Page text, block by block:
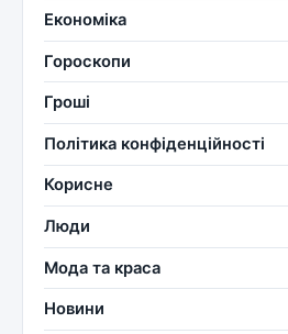
Економіка
Гороскопи
Гроші
Політика конфіденційності
Корисне
Люди
Мода та краса
Новини